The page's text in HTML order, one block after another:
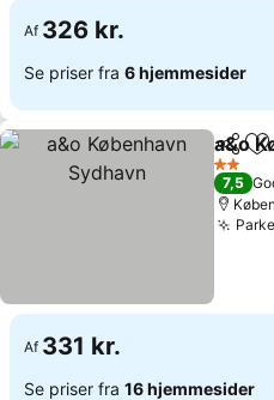
Af 326 kr.
Se priser fra 6 hjemmesider
Del
a&o
2 Stjerner
7,5
Af 331 kr.
Se priser fra 16 hjemmesider